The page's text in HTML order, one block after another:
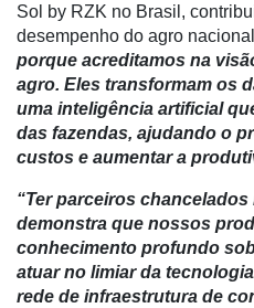
Agricultura
de
Precisão
Automação
e
Robótica
Conectividade
Dados
e
Análise
Sol by RZK no Brasil,
desempenho do agro
porque acreditamos na
agro. Eles transformam os
uma inteligência artificial
das fazendas, ajudando o
custos e aumentar a
“Ter parceiros
demonstra que nossos
conhecimento profundo
atuar no limiar da
rede de infraestrutura de